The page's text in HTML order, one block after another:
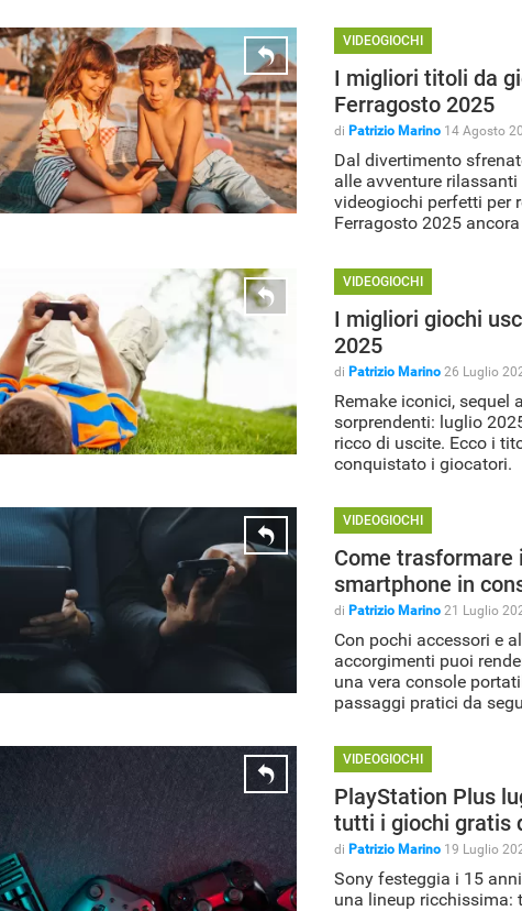
VIDEOGIOCHI
I migliori titoli da
Ferragosto 2025
di Patrizio Marino 14 Agosto
Dal divertimento
alle avventure
videogiochi perfetti per
Ferragosto 2025
VIDEOGIOCHI
I migliori giochi
2025
di Patrizio Marino 26 Luglio
Remake iconici, sequel
sorprendenti: luglio
ricco di uscite. Ecco i
conquistato i giocatori.
VIDEOGIOCHI
Come trasformare
smartphone in
di Patrizio Marino 21 Luglio
Con pochi accessori e
accorgimenti puoi
una vera console
passaggi pratici da
VIDEOGIOCHI
PlayStation Plus
tutti i giochi gratis
di Patrizio Marino 19 Luglio
Sony festeggia i 15
una lineup ricchissima: